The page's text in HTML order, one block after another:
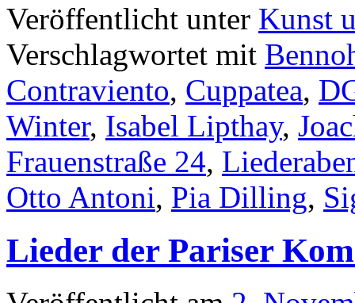
Veröffentlicht unter Kunst
Verschlagwortet mit
Contraviento, Cuppatea,
Winter, Isabel Lipthay,
Frauenstraße 24,
Otto Antoni, Pia Dilling,
Lieder der Pariser